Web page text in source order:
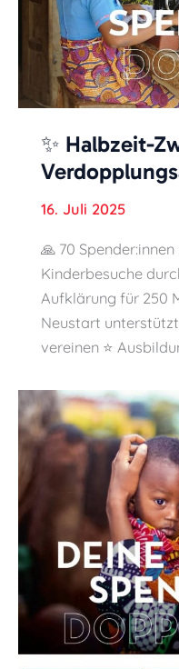
✨ Halbzeit-
16. Juli 2025
🙏 70
Kinderbesuche
Aufklärung für 250
Neustart
vereinen ⭐